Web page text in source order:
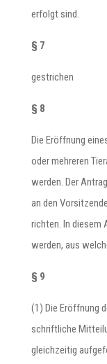
erfolgt sind.
§ 7
gestrichen
§ 8
Die Eröffnung
oder mehreren
werden. Der
an den
richten. In diesem
werden, aus
§ 9
(1) Die Eröffnung
schriftliche
gleichzeitig